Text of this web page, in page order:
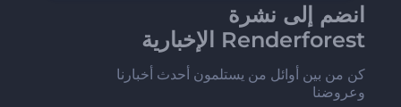
انضم إلى نشرة
Renderforest الإخبارية
كن من بين أوائل من يستلمون أحدث أخبارنا
وعروضنا